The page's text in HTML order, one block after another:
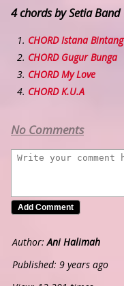
4 chords by Setia Band
CHORD Istana Bintang
CHORD Gugur Bunga
CHORD My Love
CHORD K.U.A
No Comments
Author:Ani Halimah
Published: 9 years ago